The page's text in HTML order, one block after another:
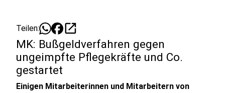
Teilen: open_in_new
MK: Bußgeldverfahren gegen
ungeimpfte Pflegekräfte und Co.
gestartet
Einigen Mitarbeiterinnen und Mitarbeitern von